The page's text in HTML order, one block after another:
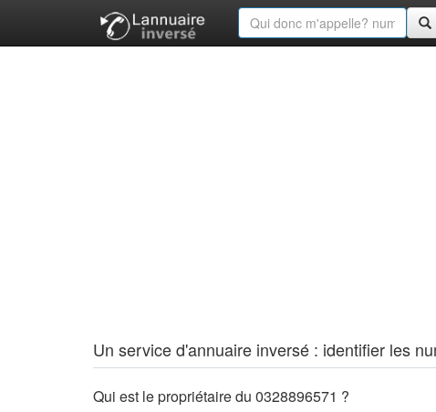
Un service d'annuaire inversé : identifier les
Qui est le propriétaire du 0328896571 ?